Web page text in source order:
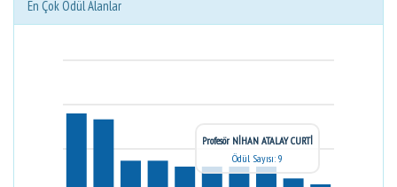
En Çok Ödül Alanlar
Profesör NİHAN ATALAY CURTİ
Ödül Sayısı: 9